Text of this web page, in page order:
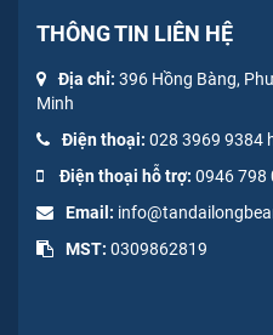
THÔNG TIN LIÊN HỆ
Địa chỉ: 396 Hồng Bàng,
Minh
Điện thoại: 028 3969 9384
Điện thoại hỗ trợ: 0946 798
Email:
MST: 0309862819